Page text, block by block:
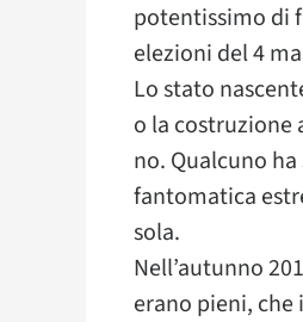
potentissimo di
elezioni del 4
Lo stato
o la costruzione
no. Qualcuno
fantomatica
sola.
Nell’autunno
erano pieni, che